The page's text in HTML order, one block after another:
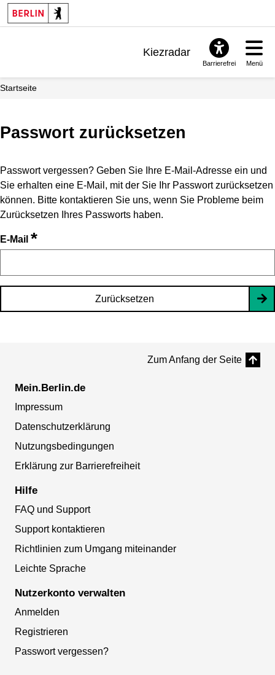
Kiezradar
Barrierefrei Menü
Startseite
Passwort zurücksetzen
Passwort vergessen? Geben Sie Ihre E-Mail-Adresse ein und
Sie erhalten eine E-Mail, mit der Sie Ihr Passwort zurücksetzen
können. Bitte kontaktieren Sie uns, wenn Sie Probleme beim
Zurücksetzen Ihres Passworts haben.
E-Mail *
Zurücksetzen
Zum Anfang der Seite
Mein.Berlin.de
Impressum
Datenschutzerklärung
Nutzungsbedingungen
Erklärung zur Barrierefreiheit
Hilfe
FAQ und Support
Support kontaktieren
Richtlinien zum Umgang miteinander
Leichte Sprache
Nutzerkonto verwalten
Anmelden
Registrieren
Passwort vergessen?